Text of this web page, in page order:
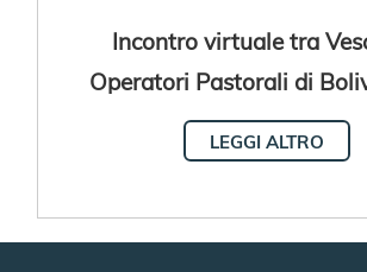
Incontro virtuale tra
Operatori Pastorali di
Perù e Venezuela
LEGGI ALTRO